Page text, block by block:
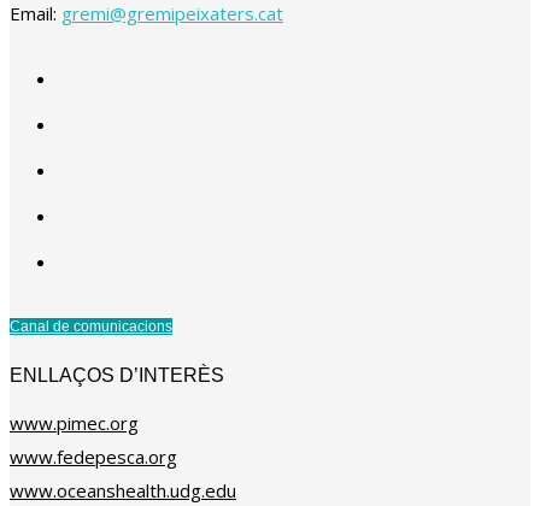
Email: gremi@gremipeixaters.cat
Canal de comunicacions
ENLLAÇOS D’INTERÈS
www.pimec.org
www.fedepesca.org
www.oceanshealth.udg.edu